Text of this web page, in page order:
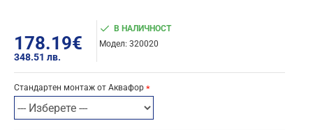
178.19€
348.51 лв.
В НАЛИЧНОСТ
Модел: 320020
Стандартен монтаж от Аквафор